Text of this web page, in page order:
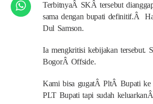
TerbitnyaÂ SKÂ tersebut
sama dengan bupati definitif.Â
Dul Samson.
Ia mengkritisi kebijakan tersebut.
BogorÂ Offside.
Kami bisa gugatÂ PltÂ Bupati ke
PLT Bupati tapi sudah